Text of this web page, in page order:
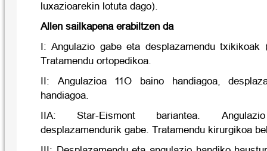
luxazioarekin lotuta dago).
Allen sailkapena erabiltzen da
I: Angulazio gabe eta desplazamendu txikikoak
Tratamendu ortopedikoa.
II: Angulazioa 11O baino handiagoa,
handiagoa.
IIA: Star-Eismont bariantea.
desplazamendurik gabe. Tratamendu kirurgikoa